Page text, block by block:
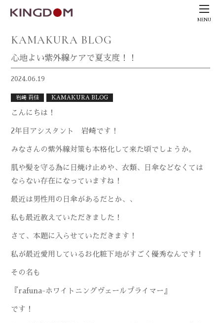
MENU
KAMAKURA BLOG
心地よい紫外線ケアで夏支度！！
2024.06.19
岩﨑 莉佳 KAMAKURA BLOG
こんにちは！
2年目アシスタント 岩崎です！
みなさんの紫外線対策も本格化して来た頃でしょうか。
肌や髪を守る為に日焼け止めや、衣類、日傘などなくては
ならない存在になっていますね！
最近は男性用の日傘があるだとか、、
私も最近教えていただきました！
さて、本題に入らせていただきます！
私が最近愛用しているお化粧下地がすごく優秀なんです！
その名も
『rafuna-ホワイトニングヴェールプライマー』
です！